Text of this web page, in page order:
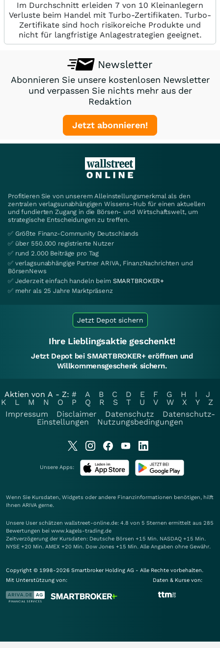
Im Durchschnitt erleiden 7 von 10 Kleinanlegern
Verluste beim Handel mit Turbo-Zertifikaten. Turbo-
Zertifikate sind hoch risikoreiche Produkte und
nicht für langfristige Anlagestrategien geeignet.
Newsletter
Abonnieren Sie unsere kostenlosen Newsletter
und verpassen Sie nichts mehr aus der
Redaktion
Jetzt abonnieren!
Profitieren Sie von unserem Alleinstellungsmerkmal als den
zentralen verlagsunabhängigen Wissens-Hub für einen aktuellen
und fundierten Zugang in die Börsen- und Wirtschaftswelt, um
strategische Entscheidungen zu treffen.
✅ Größte Finanz-Community Deutschlands
✅ über 550.000 registrierte Nutzer
✅ rund 2.000 Beiträge pro Tag
✅ verlagsunabhängige Partner ARIVA, FinanzNachrichten und
BörsenNews
✅ Jederzeit einfach handeln beim SMARTBROKER+
✅ mehr als 25 Jahre Marktpräsenz
Jetzt Depot sichern
Ihre Lieblingsaktie geschenkt!
Jetzt Depot bei SMARTBROKER+ eröffnen und
Willkommensgeschenk sichern.
Aktien von A - Z: # A B C D E F G H I
J
K
L M N O P Q R S T U V W X Y
Z
Impressum
Disclaimer Datenschutz
Datenschutz-
Einstellungen
Nutzungsbedingungen
Unsere Apps:
Wenn Sie Kursdaten, Widgets oder andere Finanzinformationen benötigen, hilft
Ihnen ARIVA gerne.
Unsere User schätzen wallstreet-online.de: 4.8 von 5 Sternen ermittelt aus 285
Bewertungen bei www.kagels-trading.de
Zeitverzögerung der Kursdaten: Deutsche Börsen +15 Min. NASDAQ +15 Min.
NYSE +20 Min. AMEX +20 Min. Dow Jones +15 Min. Alle Angaben ohne Gewähr.
Copyright © 1998-2026 Smartbroker Holding AG - Alle Rechte vorbehalten.
Mit Unterstützung von:
Daten & Kurse von: